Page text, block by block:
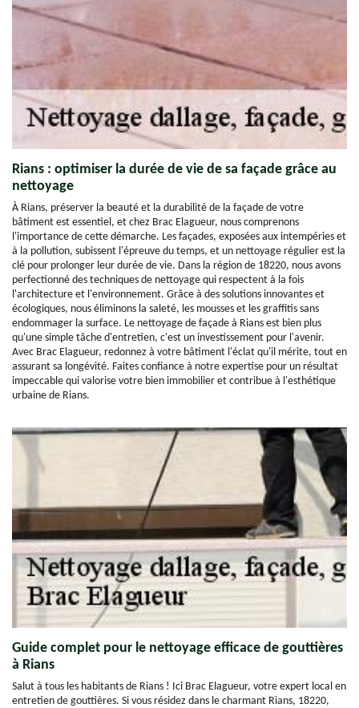
Rians : optimiser la durée de vie de sa façade grâce au
nettoyage
À Rians, préserver la beauté et la durabilité de la façade de votre
bâtiment est essentiel, et chez Brac Elagueur, nous comprenons
l'importance de cette démarche. Les façades, exposées aux intempéries et
à la pollution, subissent l'épreuve du temps, et un nettoyage régulier est la
clé pour prolonger leur durée de vie. Dans la région de 18220, nous avons
perfectionné des techniques de nettoyage qui respectent à la fois
l'architecture et l'environnement. Grâce à des solutions innovantes et
écologiques, nous éliminons la saleté, les mousses et les graffitis sans
endommager la surface. Le nettoyage de façade à Rians est bien plus
qu'une simple tâche d'entretien, c'est un investissement pour l'avenir.
Avec Brac Elagueur, redonnez à votre bâtiment l'éclat qu'il mérite, tout en
assurant sa longévité. Faites confiance à notre expertise pour un résultat
impeccable qui valorise votre bien immobilier et contribue à l'esthétique
urbaine de Rians.
Guide complet pour le nettoyage efficace de gouttières
à Rians
Salut à tous les habitants de Rians ! Ici Brac Elagueur, votre expert local en
entretien de gouttières. Si vous résidez dans le charmant Rians, 18220,